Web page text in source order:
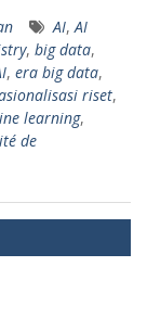
AI,AI
, big data,
, era big data,
riset,
learning,
de